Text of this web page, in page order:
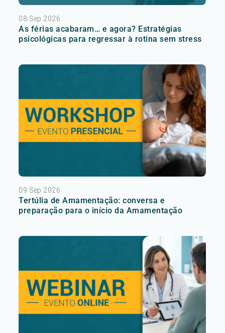
08 Sep 2026
As férias acabaram… e agora? Estratégias
psicológicas para regressar à rotina sem stress
09 Sep 2026
Tertúlia de Amamentação: conversa e
preparação para o início da Amamentação